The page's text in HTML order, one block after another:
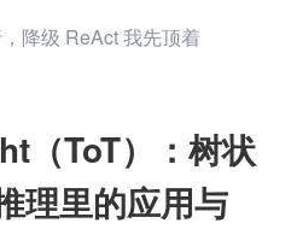
降级 ReAct 我先顶着
（ToT）：树状
理里的应用与